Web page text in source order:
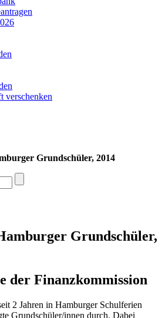
verschenken
Grundschüler, 2014
Grundschüler,
der Finanzkommission
2 Jahren in Hamburger Schulferien
Grundschüler/innen durch. Dabei